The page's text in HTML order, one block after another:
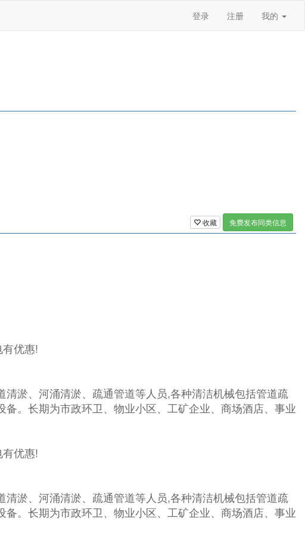
登录 注册 我的
收藏 免费发布同类信息
优惠!
淤、河涌清淤、疏通管道等人员,各种清洁机械包括管道疏
。长期为市政环卫、物业小区、工矿企业、商场酒店、事业
优惠!
淤、河涌清淤、疏通管道等人员,各种清洁机械包括管道疏
。长期为市政环卫、物业小区、工矿企业、商场酒店、事业